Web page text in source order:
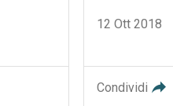
12 Ott 2018
Condividi